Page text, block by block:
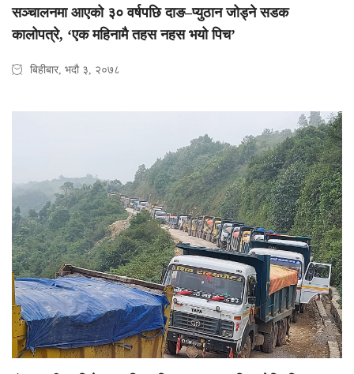
सञ्चालनमा आएको ३० वर्षपछि दाङ–प्युठान जोड्ने सडक
कालोपत्रे, ‘एक महिनामै तहस नहस भयो पिच’
बिहीबार, भदौ ३, २०७८